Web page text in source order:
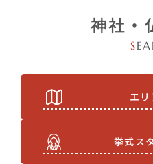
神社・
S
エ
挙式ス